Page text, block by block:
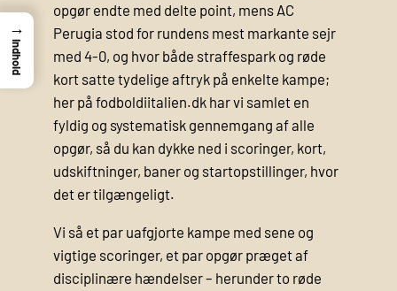
opgør endte med delte point, mens AC
Perugia stod for rundens mest markante sejr
med 4-0, og hvor både straffespark og røde
kort satte tydelige aftryk på enkelte kampe;
her på fodboldiitalien.dk har vi samlet en
fyldig og systematisk gennemgang af alle
opgør, så du kan dykke ned i scoringer, kort,
udskiftninger, baner og startopstillinger, hvor
det er tilgængeligt.
Vi så et par uafgjorte kampe med sene og
vigtige scoringer, et par opgør præget af
disciplinære hændelser – herunder to røde
→
Indhold